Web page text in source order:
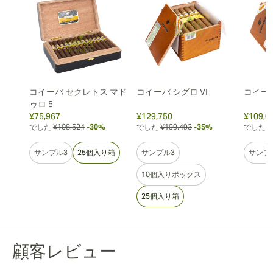
コイーバ セクレトス マド
ゥロ 5
¥75,967
でした ¥108,524 -30%
サンプル3 25個入り箱
コイーバ シグロ VI
¥129,750
でした ¥199,493 -35%
サンプル3
10個入りボックス
25個入り箱
コイー
でした
サンプ
顧客レビュー